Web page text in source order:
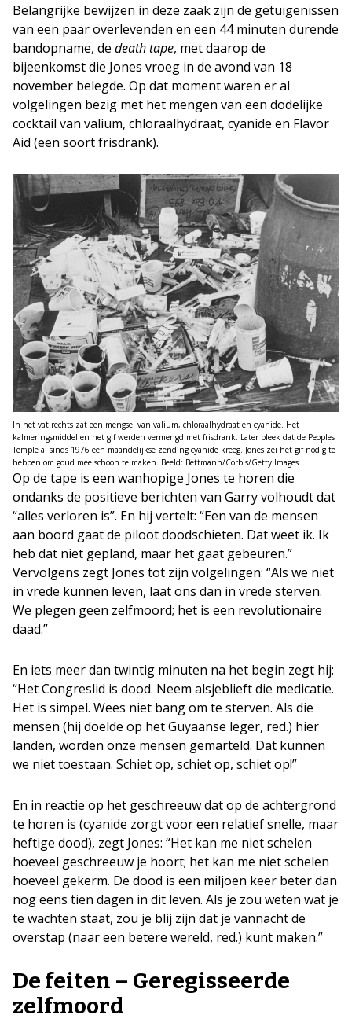
Belangrijke bewijzen in deze zaak zijn de getuigenissen
van een paar overlevenden en een 44 minuten durende
bandopname, de death tape, met daarop de
bijeenkomst die Jones vroeg in de avond van 18
november belegde. Op dat moment waren er al
volgelingen bezig met het mengen van een dodelijke
cocktail van valium, chloraalhydraat, cyanide en Flavor
Aid (een soort frisdrank).
In het vat rechts zat een mengsel van valium, chloraalhydraat en cyanide. Het
kalmeringsmiddel en het gif werden vermengd met frisdrank. Later bleek dat de Peoples
Temple al sinds 1976 een maandelijkse zending cyanide kreeg. Jones zei het gif nodig te
hebben om goud mee schoon te maken. Beeld: Bettmann/Corbis/Getty Images.
Op de tape is een wanhopige Jones te horen die
ondanks de positieve berichten van Garry volhoudt dat
“alles verloren is”. En hij vertelt: “Een van de mensen
aan boord gaat de piloot doodschieten. Dat weet ik. Ik
heb dat niet gepland, maar het gaat gebeuren.”
Vervolgens zegt Jones tot zijn volgelingen: “Als we niet
in vrede kunnen leven, laat ons dan in vrede sterven.
We plegen geen zelfmoord; het is een revolutionaire
daad.”
En iets meer dan twintig minuten na het begin zegt hij:
“Het Congreslid is dood. Neem alsjeblieft die medicatie.
Het is simpel. Wees niet bang om te sterven. Als die
mensen (hij doelde op het Guyaanse leger, red.) hier
landen, worden onze mensen gemarteld. Dat kunnen
we niet toestaan. Schiet op, schiet op, schiet op!”
En in reactie op het geschreeuw dat op de achtergrond
te horen is (cyanide zorgt voor een relatief snelle, maar
heftige dood), zegt Jones: “Het kan me niet schelen
hoeveel geschreeuw je hoort; het kan me niet schelen
hoeveel gekerm. De dood is een miljoen keer beter dan
nog eens tien dagen in dit leven. Als je zou weten wat je
te wachten staat, zou je blij zijn dat je vannacht de
overstap (naar een betere wereld, red.) kunt maken.”
De feiten – Geregisseerde
zelfmoord